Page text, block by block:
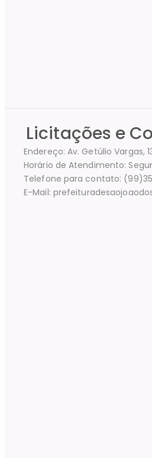
Licitações e
Endereço: Av. Getúlio Vargas,
Horário de Atendimento:
Telefone para contato:
E-Mail: